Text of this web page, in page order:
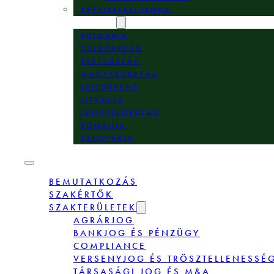
KÉPVISELETI IRODA
BULGÁRIA
CSEHORSZÁG
ÉSZTORSZÁG
MAGYARORSZÁG
LETTORSZÁG
LITVÁNIA
LENGYELORSZÁG
ROMÁNIA
SZLOVÁKIA
BEMUTATKOZÁS
SZAKÉRTŐK
SZAKTERÜLETEK
AGRÁRJOG
BANKJOG ÉS PÉNZÜGY
COMPLIANCE
VERSENYJOG ÉS
TÁRSASÁGI JOG ÉS M&A